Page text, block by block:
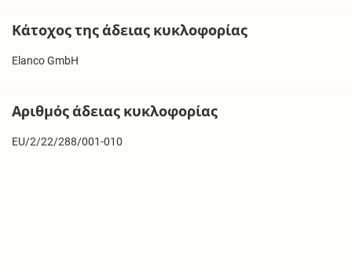
Κάτοχος της άδειας κυκλοφορίας
Elanco GmbH
Αριθμός άδειας κυκλοφορίας
EU/2/22/288/001-010